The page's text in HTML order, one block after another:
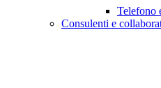
Telefono
Consulenti e